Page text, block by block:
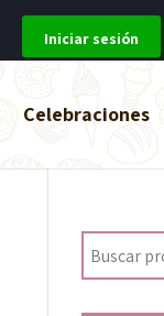
Iniciar sesión
Celebraciones